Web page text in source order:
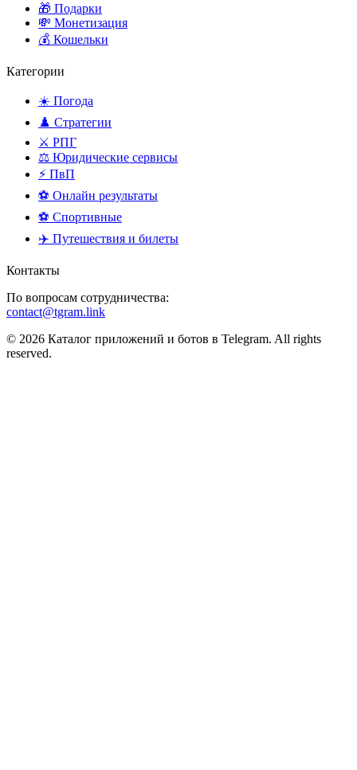
🎁 Подарки
💸 Монетизация
💰 Кошельки
Категории
☀️ Погода
♟️ Стратегии
⚔️ РПГ
⚖️ Юридические сервисы
⚡ ПвП
⚽ Онлайн результаты
⚽ Спортивные
✈️ Путешествия и билеты
Контакты
По вопросам сотрудничества:
contact@tgram.link
© 2026 Каталог приложений и ботов в Telegram. All rights
reserved.